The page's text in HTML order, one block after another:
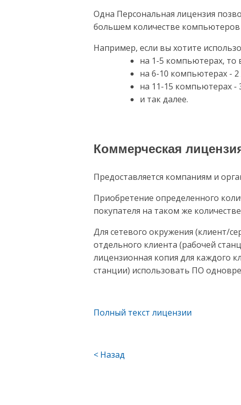
Одна Персональная лицензия
большем количестве
Например, если вы хотите
на 1-5 компьютерах,
на 6-10 компьютерах -
на 11-15 компьютерах -
и так далее.
Коммерческая
Предоставляется компаниям и
Приобретение определенного
покупателя на таком же
Для сетевого окружения (клиент/
отдельного клиента (рабочей
лицензионная копия для каждого
станции) использовать ПО
Полный текст лицензии
< Назад